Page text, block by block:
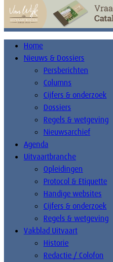
Home
Nieuws & Dossiers
Persberichten
Columns
Cijfers & onderzoek
Dossiers
Regels & wetgeving
Nieuwsarchief
Agenda
Uitvaartbranche
Opleidingen
Protocol & Etiquette
Handige websites
Cijfers & onderzoek
Regels & wetgeving
Vakblad Uitvaart
Historie
Redactie / Colofon